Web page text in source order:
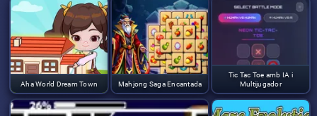
Aha World Dream Town Mahjong Saga Encantada
Tic Tac Toe amb IA i
Multijugador